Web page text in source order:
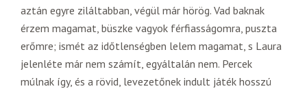
aztán egyre ziláltabban, végül már hörög. Vad baknak
érzem magamat, büszke vagyok férfiasságomra, puszta
erőmre; ismét az időtlenségben lelem magamat, s Laura
jelenléte már nem számít, egyáltalán nem. Percek
múlnak így, és a rövid, levezetőnek indult játék hosszú